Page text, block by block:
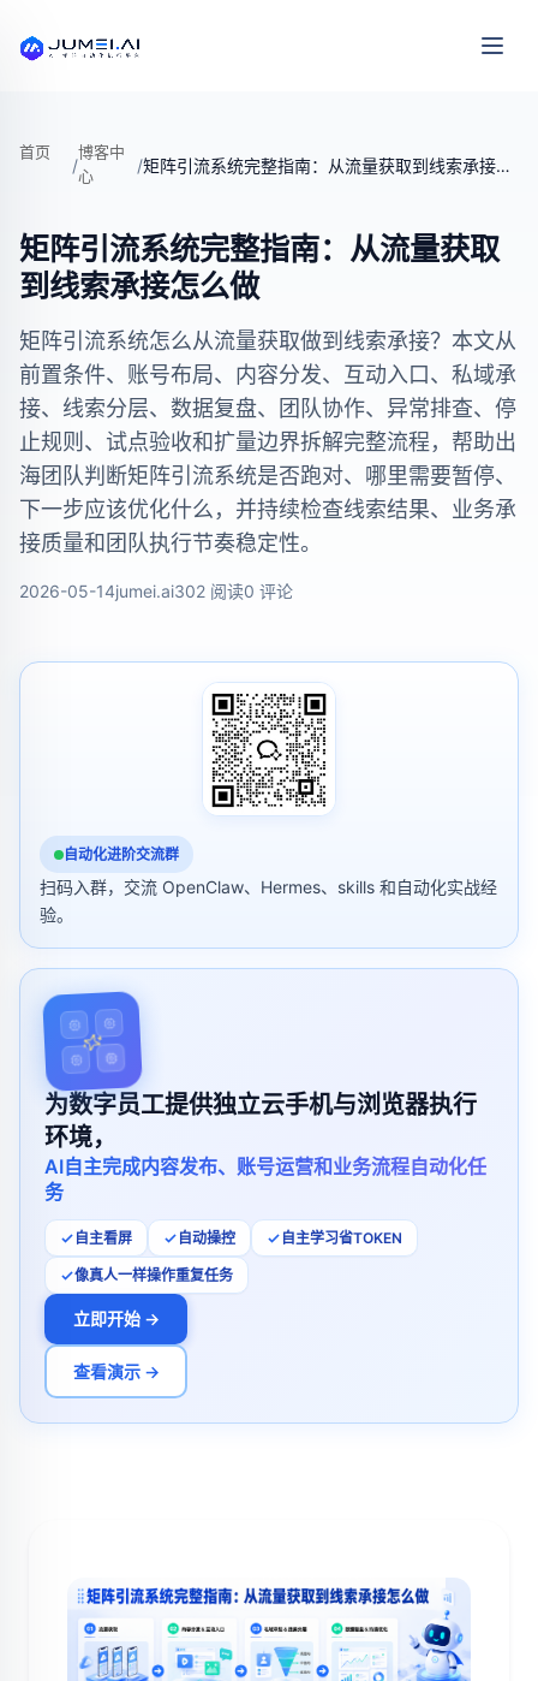
首页
/
博客中
心
/ 矩阵引流系统完整指南：从流量获取到线索承接怎么做
矩阵引流系统完整指南：从流量获取
到线索承接怎么做
矩阵引流系统怎么从流量获取做到线索承接？本文从
前置条件、账号布局、内容分发、互动入口、私域承
接、线索分层、数据复盘、团队协作、异常排查、停
止规则、试点验收和扩量边界拆解完整流程，帮助出
海团队判断矩阵引流系统是否跑对、哪里需要暂停、
下一步应该优化什么，并持续检查线索结果、业务承
接质量和团队执行节奏稳定性。
2026-05-14jumei.ai302 阅读0 评论
自动化进阶交流群
扫码入群，交流 OpenClaw、Hermes、skills 和自动化实战经
验。
为数字员工提供独立云手机与浏览器执行
环境，
AI自主完成内容发布、账号运营和业务流程自动化任
务
自主看屏 自动操控 自主学习省TOKEN
像真人一样操作重复任务
立即开始 →
查看演示 →